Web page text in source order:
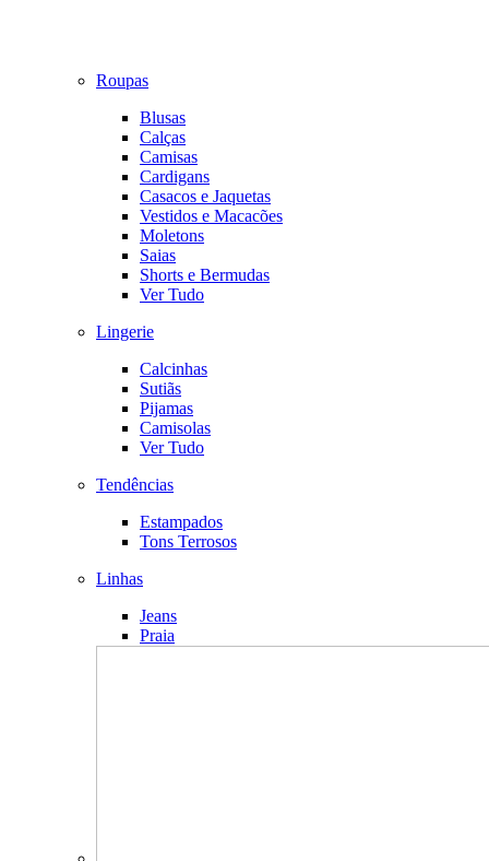
Roupas
Blusas
Calças
Camisas
Cardigans
Casacos e Jaquetas
Vestidos e Macacões
Moletons
Saias
Shorts e Bermudas
Ver Tudo
Lingerie
Calcinhas
Sutiãs
Pijamas
Camisolas
Ver Tudo
Tendências
Estampados
Tons Terrosos
Linhas
Jeans
Praia